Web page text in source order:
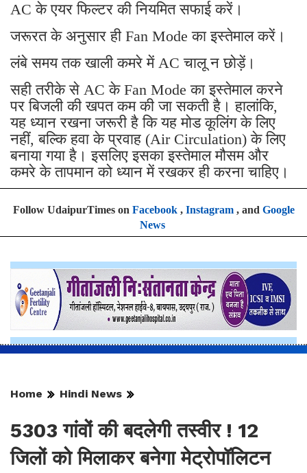
AC के एयर फिल्टर की नियमित सफाई करें।
जरूरत के अनुसार ही Fan Mode का इस्तेमाल करें।
लंबे समय तक खाली कमरे में AC चालू न छोड़ें।
सही तरीके से AC के Fan Mode का इस्तेमाल करने
पर बिजली की खपत कम की जा सकती है। हालांकि,
यह ध्यान रखना जरूरी है कि यह मोड कूलिंग के लिए
नहीं, बल्कि हवा के प्रवाह (Air Circulation) के लिए
बनाया गया है। इसलिए इसका इस्तेमाल मौसम और
कमरे के तापमान को ध्यान में रखकर ही करना चाहिए।
Follow UdaipurTimes on Facebook, Instagram, and Google
News
Home Hindi News
5303 गांवों की बदलेगी तस्वीर ! 12
जिलों को मिलाकर बनेगा मेट्रोपॉलिटन